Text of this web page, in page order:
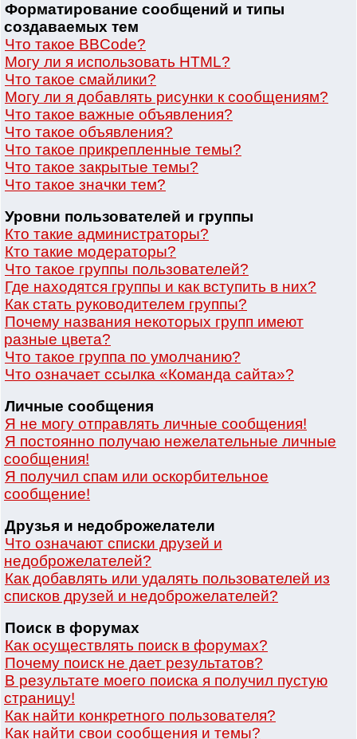
Форматирование сообщений и типы
создаваемых тем
Что такое BBCode?
Могу ли я использовать HTML?
Что такое смайлики?
Могу ли я добавлять рисунки к сообщениям?
Что такое важные объявления?
Что такое объявления?
Что такое прикрепленные темы?
Что такое закрытые темы?
Что такое значки тем?
Уровни пользователей и группы
Кто такие администраторы?
Кто такие модераторы?
Что такое группы пользователей?
Где находятся группы и как вступить в них?
Как стать руководителем группы?
Почему названия некоторых групп имеют
разные цвета?
Что такое группа по умолчанию?
Что означает ссылка «Команда сайта»?
Личные сообщения
Я не могу отправлять личные сообщения!
Я постоянно получаю нежелательные личные
сообщения!
Я получил спам или оскорбительное
сообщение!
Друзья и недоброжелатели
Что означают списки друзей и
недоброжелателей?
Как добавлять или удалять пользователей из
списков друзей и недоброжелателей?
Поиск в форумах
Как осуществлять поиск в форумах?
Почему поиск не дает результатов?
В результате моего поиска я получил пустую
страницу!
Как найти конкретного пользователя?
Как найти свои сообщения и темы?